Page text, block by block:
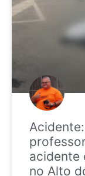
acidente
no Alto